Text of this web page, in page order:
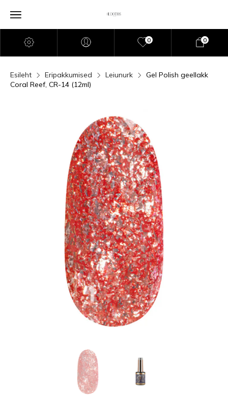
0 0
Esileht Eripakkumised Leiunurk
Gel Polish geellakk
Coral Reef, CR-14 (12ml)